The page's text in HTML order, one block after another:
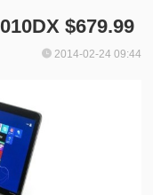
$679.99
2014-02-24 09:44